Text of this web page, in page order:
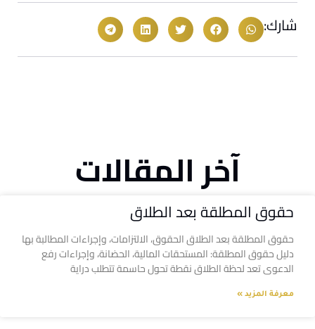
شارك:
آخر المقالات
حقوق المطلقة بعد الطلاق
حقوق المطلقة بعد الطلاق الحقوق، الالتزامات، وإجراءات المطالبة بها
دليل حقوق المطلقة: المستحقات المالية، الحضانة، وإجراءات رفع
الدعوى تعد لحظة الطلاق نقطة تحول حاسمة تتطلب دراية
معرفة المزيد »